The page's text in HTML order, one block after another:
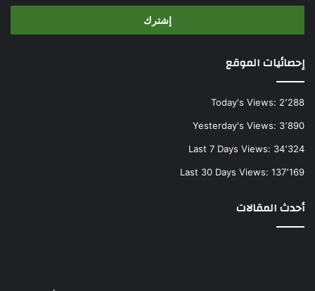
الإلكتروني
إحصائيات الموقع
Today's Views: 2٬288
Yesterday's Views: 3٬890
Last 7 Days Views: 34٬324
Last 30 Days Views: 137٬169
أحدث المقالات